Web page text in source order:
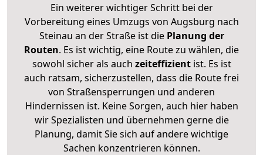
Ein weiterer wichtiger Schritt bei der
Vorbereitung eines Umzugs von Augsburg nach
Steinau an der Straße ist diePlanung der
Routen. Es ist wichtig, eine Route zu wählen, die
sowohl sicher als auch zeiteffizientist. Es ist
auch ratsam, sicherzustellen, dass die Route frei
von Straßensperrungen und anderen
Hindernissen ist. Keine Sorgen, auch hier haben
wir Spezialisten und übernehmen gerne die
Planung, damit Sie sich auf andere wichtige
Sachen konzentrieren können.